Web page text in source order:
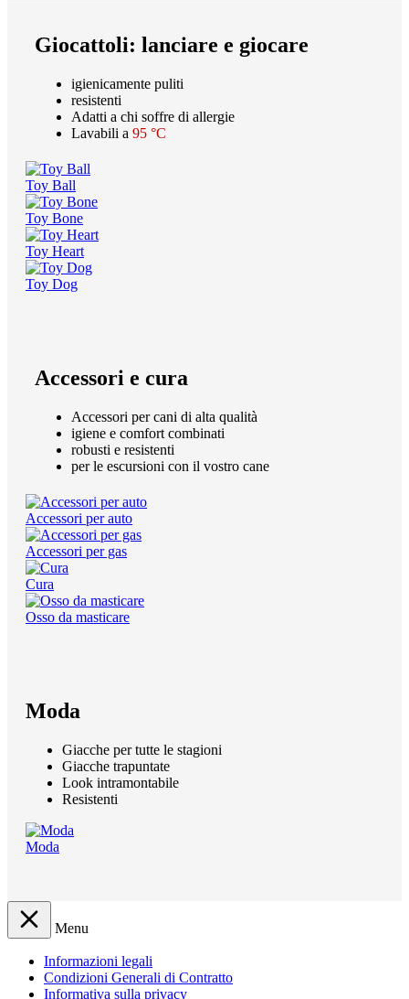
Giocattoli: lanciare e giocare
igienicamente puliti
resistenti
Adatti a chi soffre di allergie
Lavabili a 95 °C
Toy Ball
Toy Bone
Toy Heart
Toy Dog
Accessori e cura
Accessori per cani di alta qualità
igiene e comfort combinati
robusti e resistenti
per le escursioni con il vostro cane
Accessori per auto
Accessori per gas
Cura
Osso da masticare
Moda
Giacche per tutte le stagioni
Giacche trapuntate
Look intramontabile
Resistenti
Moda
Menu
Informazioni legali
Condizioni Generali di Contratto
Informativa sulla privacy